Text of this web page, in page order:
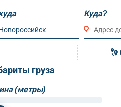
Куда?
груза
(метры)